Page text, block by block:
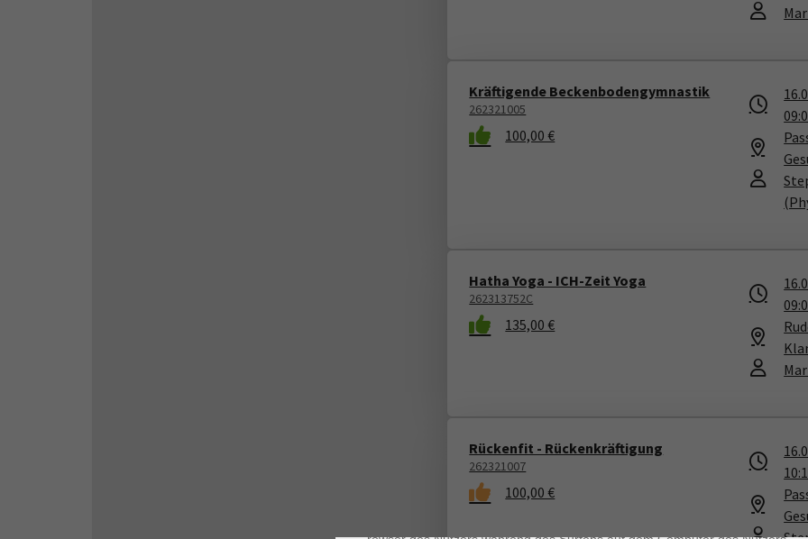
Kräftigende Beckenbodengymnastik
262321005
100,00 €
Hatha Yoga - ICH-Zeit Yoga
262313752C
135,00 €
Rückenfit - Rückenkräftigung
262321007
100,00 €
Datenschutz
Cookies sind kleine Datenmengen, die von einer Website gesendet und vom